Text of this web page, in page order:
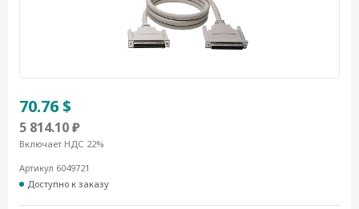
70.76 $
5 814.10 ₽
Включает НДС 22%
Артикул 6049721
Доступно к заказу